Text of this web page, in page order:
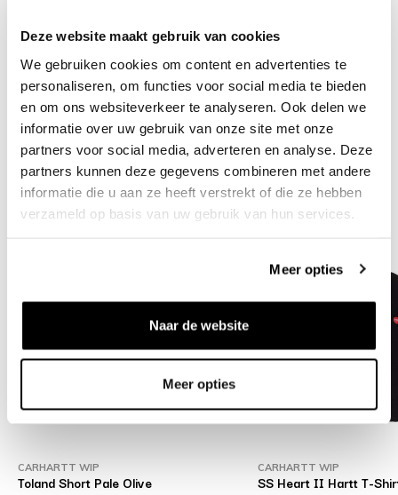
Deze website maakt gebruik van cookies
We gebruiken cookies om content en advertenties te
personaliseren, om functies voor social media te bieden
en om ons websiteverkeer te analyseren. Ook delen we
informatie over uw gebruik van onze site met onze
partners voor social media, adverteren en analyse. Deze
partners kunnen deze gegevens combineren met andere
informatie die u aan ze heeft verstrekt of die ze hebben
verzameld op basis van uw gebruik van hun services.
Meer opties
Naar de website
Meer opties
About this product
Shipment and returns
Related products
CARHARTT WIP
Toland Short Pale Olive
CARHARTT WIP
SS Heart II Hartt T-